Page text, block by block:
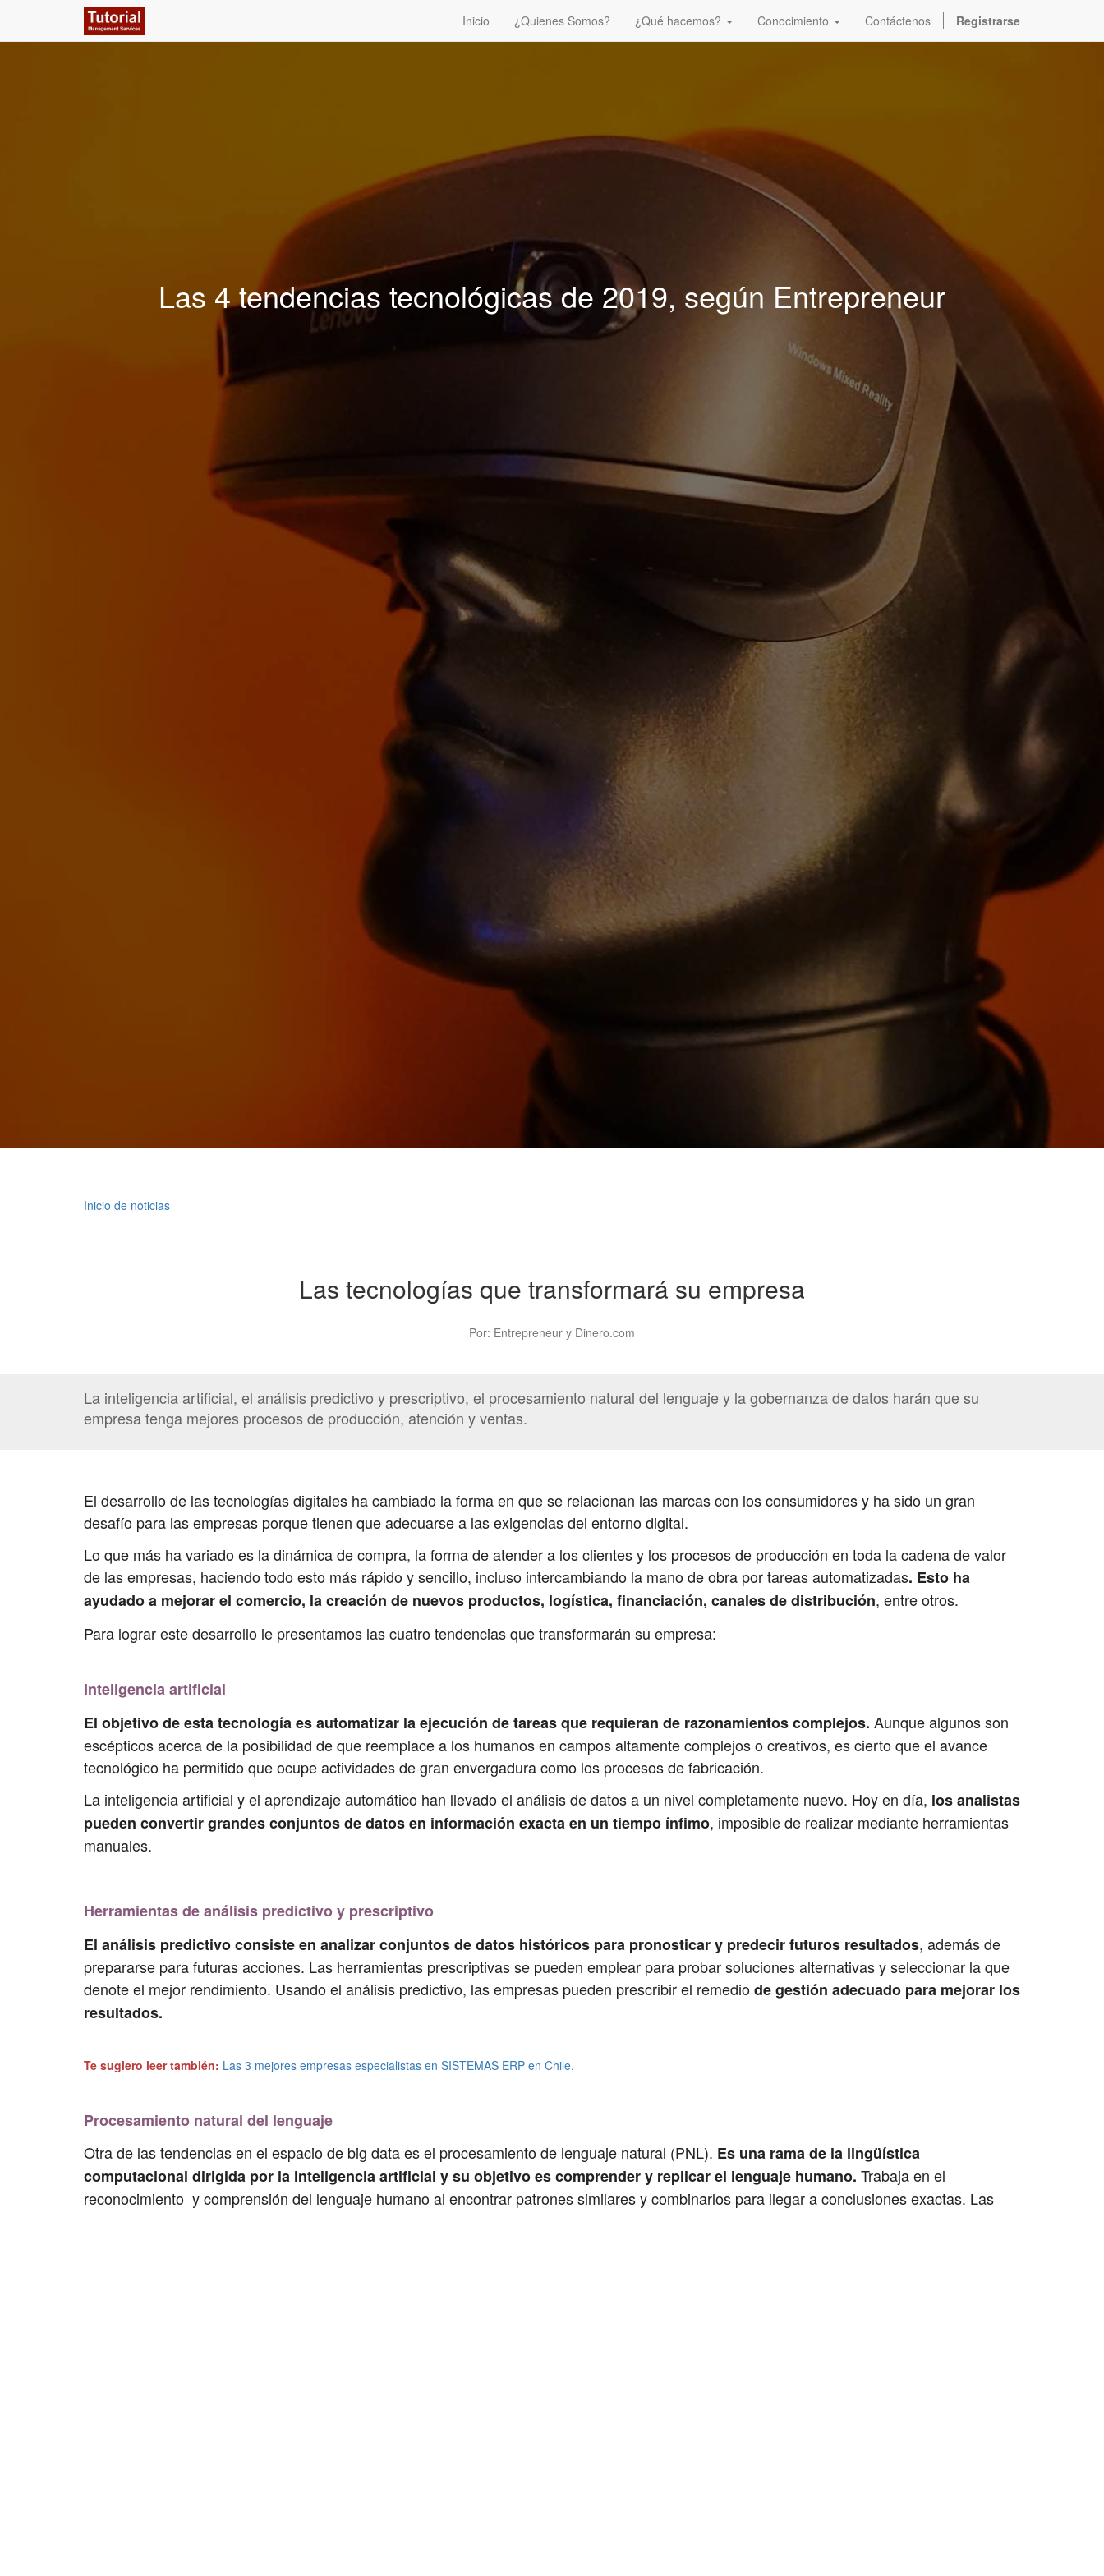
Inicio ¿Quienes Somos? ¿Qué hacemos? Conocimiento Contáctenos Registrarse
Las 4 tendencias tecnológicas de 2019, según Entrepreneur
Inicio de noticias
Las tecnologías que transformará su empresa
Por: Entrepreneur y Dinero.com
La inteligencia artificial, el análisis predictivo y prescriptivo, el procesamiento natural del lenguaje y la gobernanza de datos harán que su
empresa tenga mejores procesos de producción, atención y ventas.
El desarrollo de las tecnologías digitales ha cambiado la forma en que se relacionan las marcas con los consumidores y ha sido un gran
desafío para las empresas porque tienen que adecuarse a las exigencias del entorno digital.
Lo que más ha variado es la dinámica de compra, la forma de atender a los clientes y los procesos de producción en toda la cadena de valor
de las empresas, haciendo todo esto más rápido y sencillo, incluso intercambiando la mano de obra por tareas automatizadas. Esto ha
ayudado a mejorar el comercio, la creación de nuevos productos, logística, financiación, canales de distribución, entre otros.
Para lograr este desarrollo le presentamos las cuatro tendencias que transformarán su empresa:
Inteligencia artificial
El objetivo de esta tecnología es automatizar la ejecución de tareas que requieran de razonamientos complejos. Aunque algunos son
escépticos acerca de la posibilidad de que reemplace a los humanos en campos altamente complejos o creativos, es cierto que el avance
tecnológico ha permitido que ocupe actividades de gran envergadura como los procesos de fabricación.
La inteligencia artificial y el aprendizaje automático han llevado el análisis de datos a un nivel completamente nuevo. Hoy en día, los analistas
pueden convertir grandes conjuntos de datos en información exacta en un tiempo ínfimo, imposible de realizar mediante herramientas
manuales.
Herramientas de análisis predictivo y prescriptivo
El análisis predictivoconsiste en analizar conjuntos de datos históricos para pronosticar y predecir futuros resultados, además de
prepararse para futuras acciones. Las herramientas prescriptivas se pueden emplear para probar soluciones alternativas y seleccionar la que
denote el mejor rendimiento. Usando el análisis predictivo, las empresas pueden prescribir el remediode gestión adecuado para mejorar los
resultados.
Te sugiero leer también: Las 3 mejores empresas especialistas en SISTEMAS ERP en Chile.
Procesamiento natural del lenguaje
Otra de las tendencias en el espacio de big data es el procesamiento de lenguaje natural (PNL). Es una rama de la lingüística
computacional dirigida por la inteligencia artificial y su objetivo es comprender y replicar el lenguaje humano. Trabaja en el
reconocimiento y comprensión del lenguaje humano al encontrar patrones similares y combinarlos para llegar a conclusiones exactas. Las